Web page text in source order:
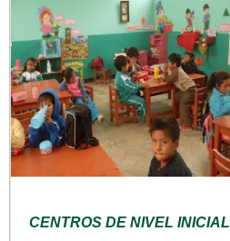
CENTROS DE NIVEL INICIAL